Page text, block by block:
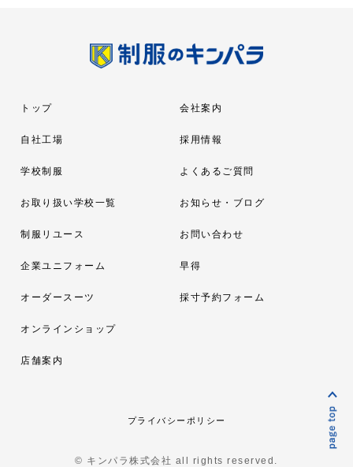
トップ
自社工場
学校制服
お取り扱い学校一覧
制服リユース
企業ユニフォーム
オーダースーツ
オンラインショップ
店舗案内
会社案内
採用情報
よくあるご質問
お知らせ・ブログ
お問い合わせ
早得
採寸予約フォーム
プライバシーポリシー
© キンパラ株式会社 all rights reserved.